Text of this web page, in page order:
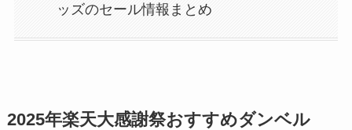
ッズのセール情報まとめ
2025年楽天大感謝祭おすすめダンベル